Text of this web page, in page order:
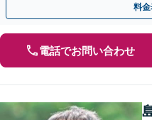
料
電話でお問い合わせ